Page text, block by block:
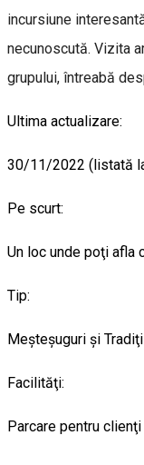
incursiune
necunoscută. Vizita
grupului, întreabă
Ultima actualizare:
30/11/2022 (listată
Pe scurt:
Un loc unde poţi afla
Tip:
Meşteşuguri şi
Facilităţi:
Parcare pentru